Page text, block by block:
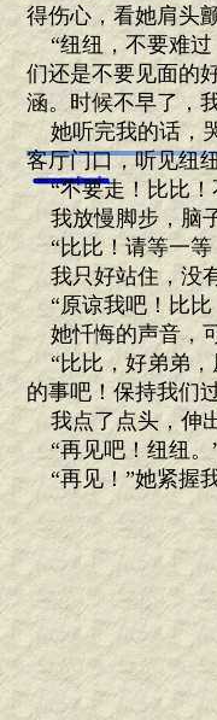
得伤心，看她肩头
“纽纽，不要难过
们还是不要见面的
涵。时候不早了，
她听完我的话，哭
客厅门口，听见纽
“不要走！比比！
我放慢脚步，脑子
“比比！请等一等
我只好站住，没有
“原谅我吧！比比
她忏悔的声音，可
“比比，好弟弟，
的事吧！保持我们
我点了点头，伸
“再见吧！纽纽。
“再见！”她紧握我